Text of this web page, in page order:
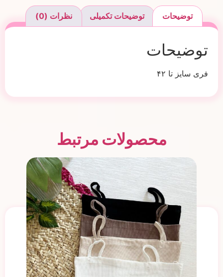
توضیحات توضیحات تکمیلی نظرات (0)
توضیحات
فری سایز تا ۴۲
محصولات مرتبط